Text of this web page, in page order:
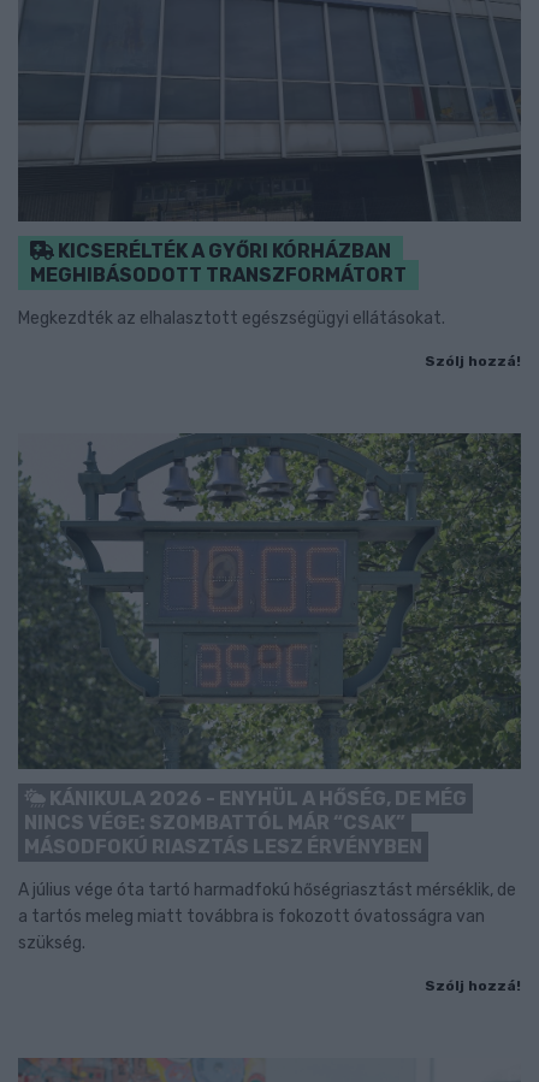
KICSERÉLTÉK A GYŐRI KÓRHÁZBAN
MEGHIBÁSODOTT TRANSZFORMÁTORT
Megkezdték az elhalasztott egészségügyi ellátásokat.
Szólj hozzá!
KÁNIKULA 2026 - ENYHÜL A HŐSÉG, DE MÉG
NINCS VÉGE: SZOMBATTÓL MÁR “CSAK”
MÁSODFOKÚ RIASZTÁS LESZ ÉRVÉNYBEN
A július vége óta tartó harmadfokú hőségriasztást mérséklik, de
a tartós meleg miatt továbbra is fokozott óvatosságra van
szükség.
Szólj hozzá!